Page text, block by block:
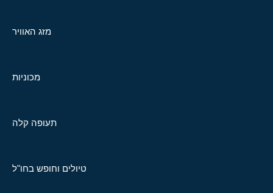
מזג האוויר
מכוניות
תעופה קלה
טיולים וחופש בחו"ל